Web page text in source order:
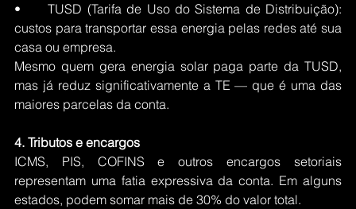
•	TUSD (Tarifa de Uso do Sistema de Distribuição):
custos para transportar essa energia pelas redes até sua
casa ou empresa.
Mesmo quem gera energia solar paga parte da TUSD,
mas já reduz significativamente a TE — que é uma das
maiores parcelas da conta.
4. Tributos e encargos
ICMS, PIS, COFINS e outros encargos setoriais
representam uma fatia expressiva da conta. Em alguns
estados, podem somar mais de 30% do valor total.